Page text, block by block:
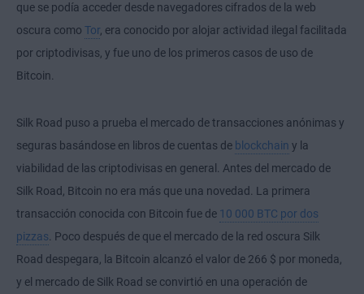
que se podía acceder desde navegadores cifrados de la web
oscura como Tor, era conocido por alojar actividad ilegal facilitada
por criptodivisas, y fue uno de los primeros casos de uso de
Bitcoin.
Silk Road puso a prueba el mercado de transacciones anónimas y
seguras basándose en libros de cuentas de blockchain y la
viabilidad de las criptodivisas en general. Antes del mercado de
Silk Road, Bitcoin no era más que una novedad. La primera
transacción conocida con Bitcoin fue de 10 000 BTC por dos
pizzas. Poco después de que el mercado de la red oscura Silk
Road despegara, la Bitcoin alcanzó el valor de 266 $ por moneda,
y el mercado de Silk Road se convirtió en una operación de